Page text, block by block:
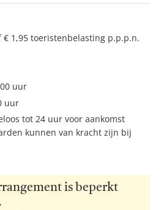
1,95 toeristenbelasting p.p.p.n.
uur
uur
tot 24 uur voor aankomst
kunnen van kracht zijn bij
is beperkt